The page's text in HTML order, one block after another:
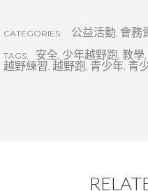
CATEGORIES: 公益活動 會務
TAGS: 安全 少年越野跑 教學
越野練習 越野跑 青少年 青